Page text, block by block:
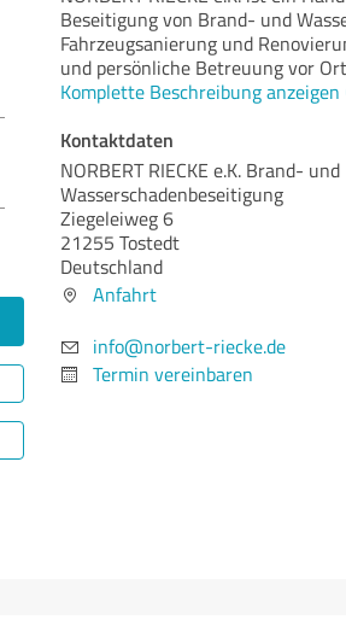
Beseitigung von Brand- und
Fahrzeugsanierung und
und persönliche Betreuung vor
Komplette Beschreibung anzeigen
Kontaktdaten
NORBERT RIECKE e.K. Brand- und
Wasserschadenbeseitigung
Ziegeleiweg 6
21255 Tostedt
Deutschland
Anfahrt
info@norbert-riecke.de
Termin vereinbaren